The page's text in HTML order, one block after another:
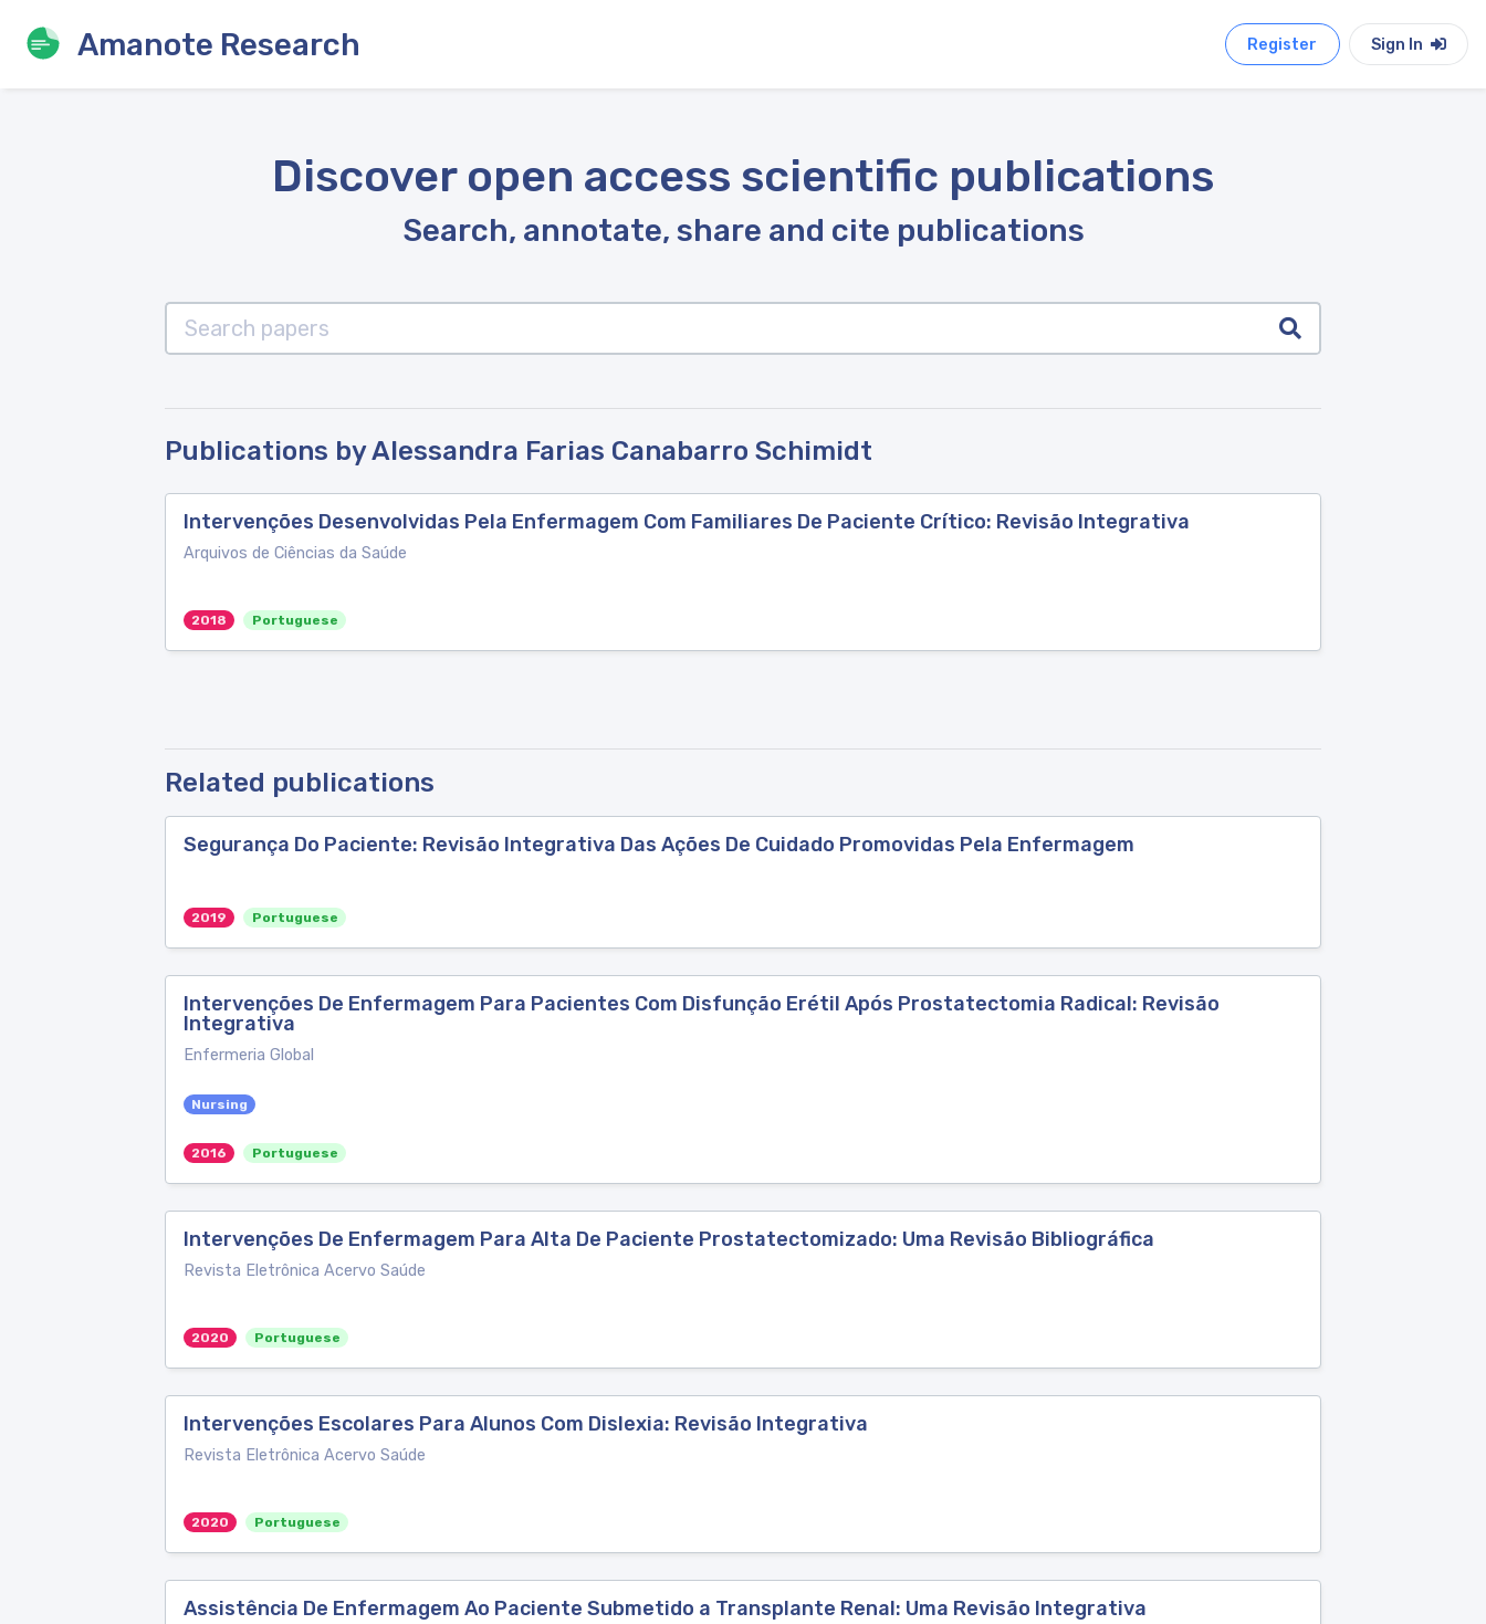
Amanote Research Register Sign In
Discover open access scientific publications
Search, annotate, share and cite publications
Publications by Alessandra Farias Canabarro Schimidt
Intervenções Desenvolvidas Pela Enfermagem Com Familiares De Paciente Crítico: Revisão Integrativa
Arquivos de Ciências da Saúde
2018 Portuguese
Related publications
Segurança Do Paciente: Revisão Integrativa Das Ações De Cuidado Promovidas Pela Enfermagem
2019 Portuguese
Intervenções De Enfermagem Para Pacientes Com Disfunção Erétil Após Prostatectomia Radical: Revisão
Integrativa
Enfermeria Global
Nursing
2016 Portuguese
Intervenções De Enfermagem Para Alta De Paciente Prostatectomizado: Uma Revisão Bibliográfica
Revista Eletrônica Acervo Saúde
2020 Portuguese
Intervenções Escolares Para Alunos Com Dislexia: Revisão Integrativa
Revista Eletrônica Acervo Saúde
2020 Portuguese
Assistência De Enfermagem Ao Paciente Submetido a Transplante Renal: Uma Revisão Integrativa